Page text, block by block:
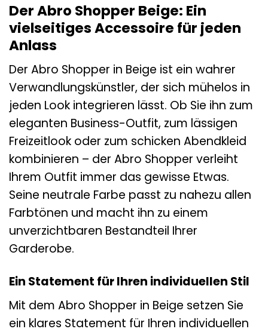
Der Abro Shopper Beige: Ein
vielseitiges Accessoire für jeden
Anlass
Der Abro Shopper in Beige ist ein wahrer
Verwandlungskünstler, der sich mühelos in
jeden Look integrieren lässt. Ob Sie ihn zum
eleganten Business-Outfit, zum lässigen
Freizeitlook oder zum schicken Abendkleid
kombinieren – der Abro Shopper verleiht
Ihrem Outfit immer das gewisse Etwas.
Seine neutrale Farbe passt zu nahezu allen
Farbtönen und macht ihn zu einem
unverzichtbaren Bestandteil Ihrer
Garderobe.
Ein Statement für Ihren individuellen Stil
Mit dem Abro Shopper in Beige setzen Sie
ein klares Statement für Ihren individuellen